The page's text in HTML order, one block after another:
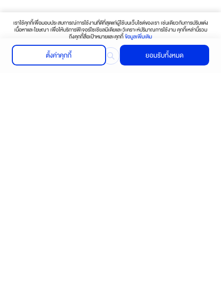
เราใช้คุกกี้เพื่อมอบประสบการณ์การใช้งานที่ดีที่สุดแก่ผู้ใช้บนเว็บไซต์ของเรา เช่นเดียวกับการปรับแต่ง
เนื้อหาและโฆษณา เพื่อให้บริการฟีเจอร์โซเชียลมีเดียและวิเคราะห์ปริมาณการใช้งาน คุกกี้เหล่านี้รวม
ถึงคุกกี้สื่อเป้าหมายและคุกกี้ข้อมูลเพิ่มเติม
ตั้งค่าคุกกี้ ยอมรับทั้งหมด